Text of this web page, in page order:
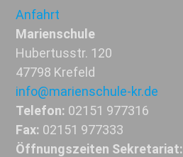
Anfahrt
Marienschule
Hubertusstr. 120
47798 Krefeld
info@marienschule-kr.de
Telefon: 02151 977316
Fax: 02151 977333
Öffnungszeiten Sekretariat: